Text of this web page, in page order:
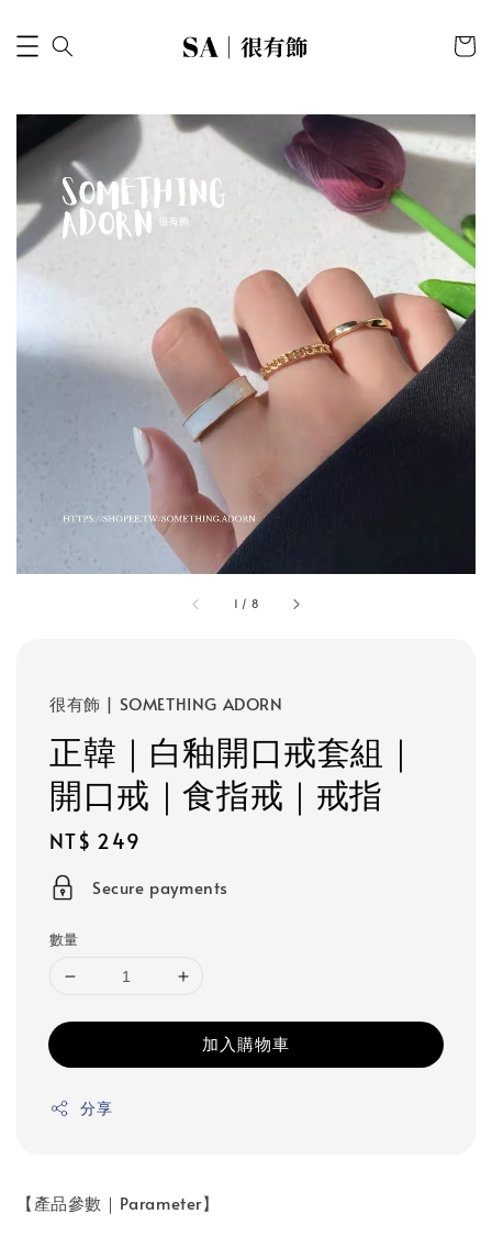
1 / 8
很有飾 | SOMETHING ADORN
正韓｜白釉開口戒套組｜
開口戒｜食指戒｜戒指
Regular
price
NT$ 249
Secure payments
數量
加入購物車
分享
【產品參數｜Parameter】